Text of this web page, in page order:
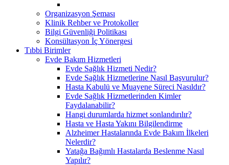
Organizasyon Şeması
Klinik Rehber ve Protokoller
Bilgi Güvenliği Politikası
Konsültasyon İç Yönergesi
Tıbbi Birimler
Evde Bakım Hizmetleri
Evde Sağlık Hizmeti Nedir?
Evde Sağlık Hizmetlerine Nasıl Başvurulur?
Hasta Kabulü ve Muayene Süreci Nasıldır?
Evde Sağlık Hizmetlerinden Kimler
Faydalanabilir?
Hangi durumlarda hizmet sonlandırılır?
Hasta ve Hasta Yakını Bilgilendirme
Alzheimer Hastalarında Evde Bakım İlkeleri
Nelerdir?
Yatağa Bağımlı Hastalarda Beslenme Nasıl
Yapılır?